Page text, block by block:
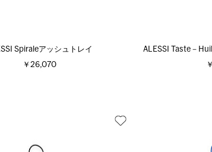
Spiraleアッシュトレイ
￥26,070
ALESSI Taste－